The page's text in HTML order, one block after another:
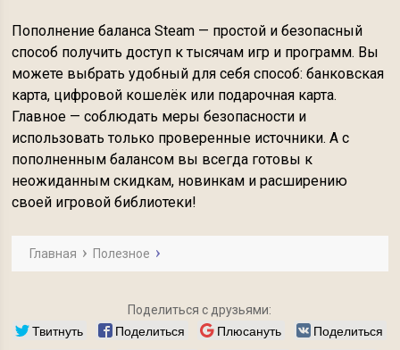
Пополнение баланса Steam — простой и безопасный
способ получить доступ к тысячам игр и программ. Вы
можете выбрать удобный для себя способ: банковская
карта, цифровой кошелёк или подарочная карта.
Главное — соблюдать меры безопасности и
использовать только проверенные источники. А с
пополненным балансом вы всегда готовы к
неожиданным скидкам, новинкам и расширению
своей игровой библиотеки!
Главная Полезное
Поделиться с друзьями:
Твитнуть Поделиться Плюсануть
Поделиться